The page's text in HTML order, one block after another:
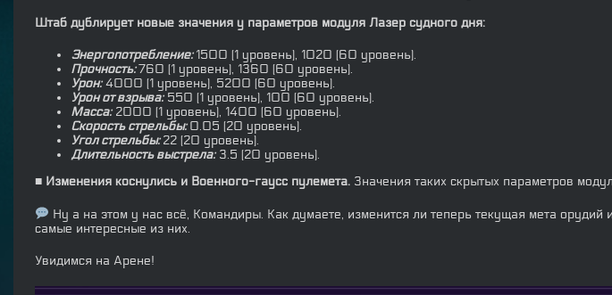
Штаб дублирует новые значения у параметров модуля Лазер судного дня:
Энергопотребление: 1500 (1 уровень), 1020 (60 уровень).
Прочность:760 (1 уровень), 1360 (60 уровень).
Урон:4000 (1 уровень), 5200 (60 уровень).
Урон от взрыва:550 (1 уровень), 100 (60 уровень).
Масса:2000 (1 уровень), 1400 (60 уровень).
Скорость стрельбы: 0.05 (20 уровень).
Угол стрельбы: 22 (20 уровень).
Длительность выстрела:3.5 (20 уровень).
■ Изменения коснулись и Военного-гаусс пулемета. Значения таких скрытых параметров
Ну а на этом у нас всё, Командиры. Как думаете, изменится ли теперь текущая мета орудий
самые интересные из них.
Увидимся на Арене!